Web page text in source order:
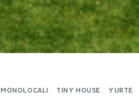
MONOLOCALI TINY HOUSE YURTE